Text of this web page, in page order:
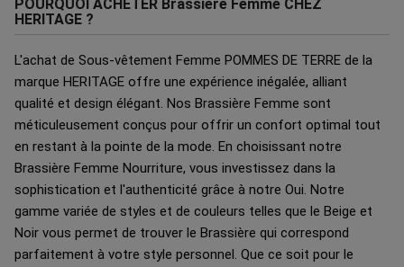
POURQUOI ACHETER Brassière Femme CHEZ
HERITAGE ?
L'achat de Sous-vêtement Femme POMMES DE TERRE de la
marque HERITAGE offre une expérience inégalée, alliant
qualité et design élégant. Nos Brassière Femme sont
méticuleusement conçus pour offrir un confort optimal tout
en restant à la pointe de la mode. En choisissant notre
Brassière Femme Nourriture, vous investissez dans la
sophistication et l'authenticité grâce à notre Oui. Notre
gamme variée de styles et de couleurs telles que le Beige et
Noir vous permet de trouver le Brassière qui correspond
parfaitement à votre style personnel. Que ce soit pour le